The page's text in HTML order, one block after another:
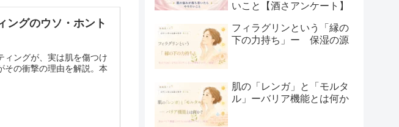
ングのウソ・ホント
ィングが、実は肌を傷つけ
その衝撃の理由を解説。本
いこと【酒さアンケート】
フィラグリンという「縁の
下の力持ち」ー 保湿の源
肌の「レンガ」と「モルタ
ル」ーバリア機能とは何か